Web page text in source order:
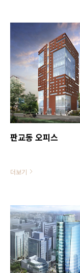
판교동 오피스
더보기